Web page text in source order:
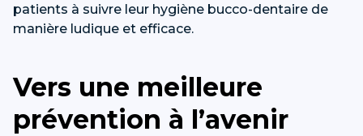
patients à suivre leur hygiène bucco-dentaire de
manière ludique et efficace.
Vers une meilleure
prévention à l’avenir